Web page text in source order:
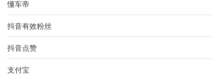
懂车帝
抖音有效粉丝
抖音点赞
支付宝